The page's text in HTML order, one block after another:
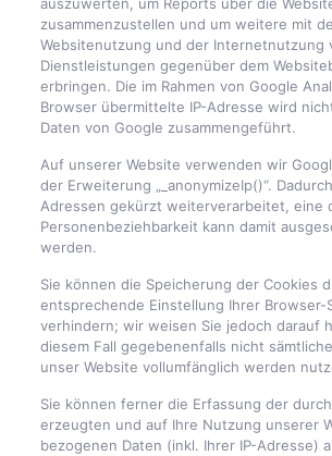
zusammenzustellen und um weitere mit
Websitenutzung und der Internetnutzung
Dienstleistungen gegenüber dem
erbringen. Die im Rahmen von Google
Browser übermittelte IP-Adresse wird
Daten von Google zusammengeführt.
Auf unserer Website verwenden wir
der Erweiterung „_anonymizeIp()“.
Adressen gekürzt weiterverarbeitet, eine
Personenbeziehbarkeit kann damit
werden.
Sie können die Speicherung der Cookies
entsprechende Einstellung Ihrer Browser-
verhindern; wir weisen Sie jedoch darauf
diesem Fall gegebenenfalls nicht
unser Website vollumfänglich werden
Sie können ferner die Erfassung der
erzeugten und auf Ihre Nutzung unserer
bezogenen Daten (inkl. Ihrer IP-Adresse)